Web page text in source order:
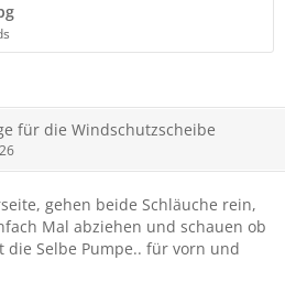
für die Windschutzscheibe
gehen beide Schläuche rein,
Mal abziehen und schauen ob
die Selbe Pumpe.. für vorn und